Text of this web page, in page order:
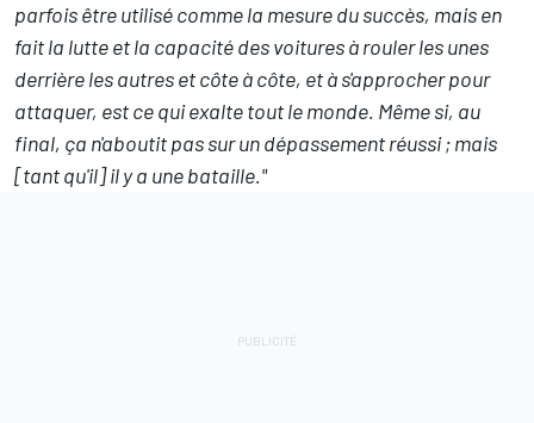
parfois être utilisé comme la mesure du succès, mais en
fait la lutte et la capacité des voitures à rouler les unes
derrière les autres et côte à côte, et à s'approcher pour
attaquer, est ce qui exalte tout le monde. Même si, au
final, ça n'aboutit pas sur un dépassement réussi ; mais
[tant qu'il] il y a une bataille."